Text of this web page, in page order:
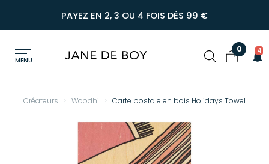
PAYEZ EN 2, 3 OU 4 FOIS DÈS 99 €
MENU
0 4
Créateurs Woodhi Carte postale en bois Holidays Towel